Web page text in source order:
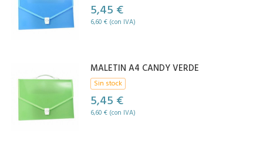
5,45 €
6,60 € (con IVA)
MALETIN A4 CANDY VERDE
Sin stock
5,45 €
6,60 € (con IVA)